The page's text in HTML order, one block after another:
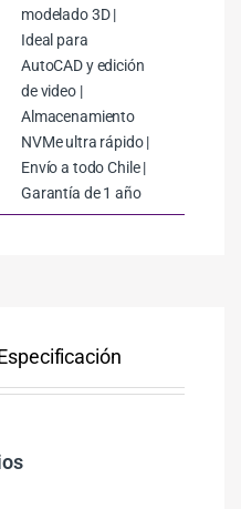
modelado 3D |
Ideal para
AutoCAD y edición
de video |
Almacenamiento
NVMe ultra rápido |
Envío a todo Chile |
Garantía de 1 año